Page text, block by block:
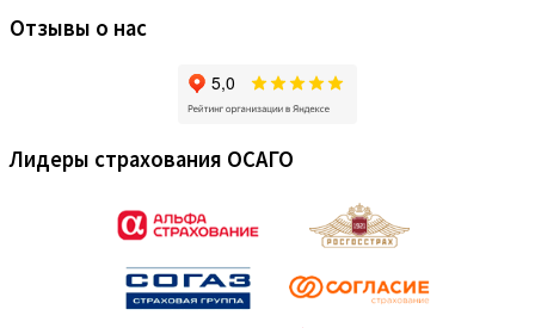
Отзывы о нас
Лидеры страхования ОСАГО